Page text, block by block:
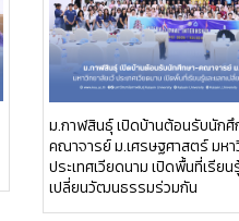
ม.กาฬสินธุ์ เปิดบ้านต้อนรับนักศึ
คณาจารย์ ม.เศรษฐศาสตร์ มหา
ประเทศเวียดนาม เปิดพื้นที่เรียน
เปลี่ยนวัฒนธรรมร่วมกัน